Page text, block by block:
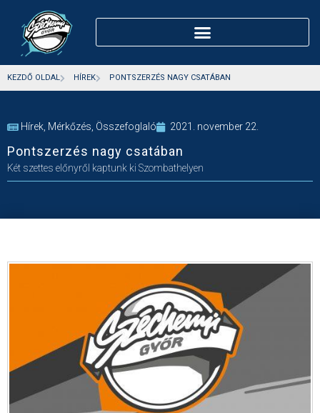
KEZDŐ OLDAL HÍREK PONTSZERZÉS NAGY CSATÁBAN
Hírek Mérkőzés Összefoglaló 2021. november 22.
Pontszerzés nagy csatában
Két szettes előnyről kaptunk ki Szombathelyen